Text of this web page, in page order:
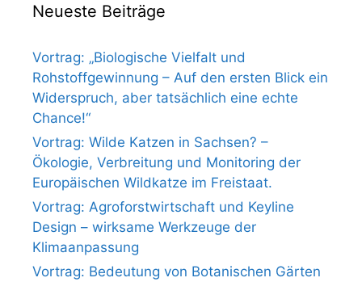
Neueste Beiträge
Vortrag: „Biologische Vielfalt und
Rohstoffgewinnung – Auf den ersten Blick ein
Widerspruch, aber tatsächlich eine echte
Chance!“
Vortrag: Wilde Katzen in Sachsen? –
Ökologie, Verbreitung und Monitoring der
Europäischen Wildkatze im Freistaat.
Vortrag: Agroforstwirtschaft und Keyline
Design – wirksame Werkzeuge der
Klimaanpassung
Vortrag: Bedeutung von Botanischen Gärten